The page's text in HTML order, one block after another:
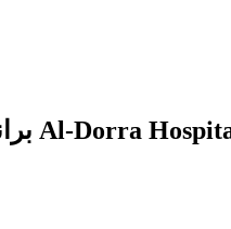
Al-Dorra